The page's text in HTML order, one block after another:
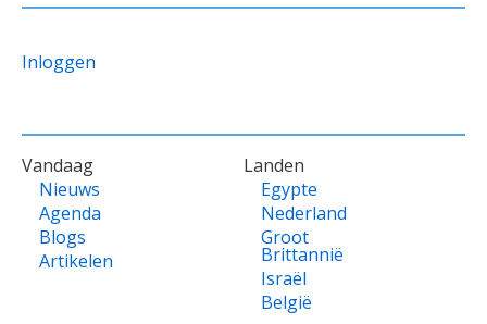
Inloggen
VOET
Vandaag
Nieuws
Agenda
Blogs
Artikelen
Landen
Egypte
Nederland
Groot
Brittannië
Israël
België